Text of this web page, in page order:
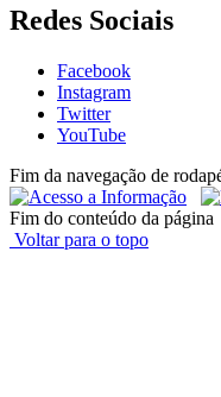
Redes Sociais
Facebook
Instagram
Twitter
YouTube
Fim da navegação de
Fim do conteúdo da página
Voltar para o topo